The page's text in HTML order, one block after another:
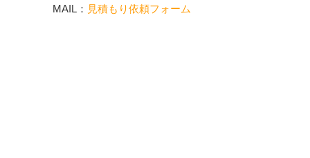
MAIL： 見積もり依頼フォーム